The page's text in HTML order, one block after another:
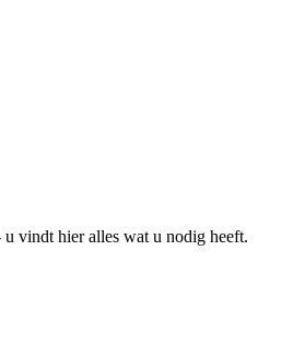
vindt hier alles wat u nodig heeft.